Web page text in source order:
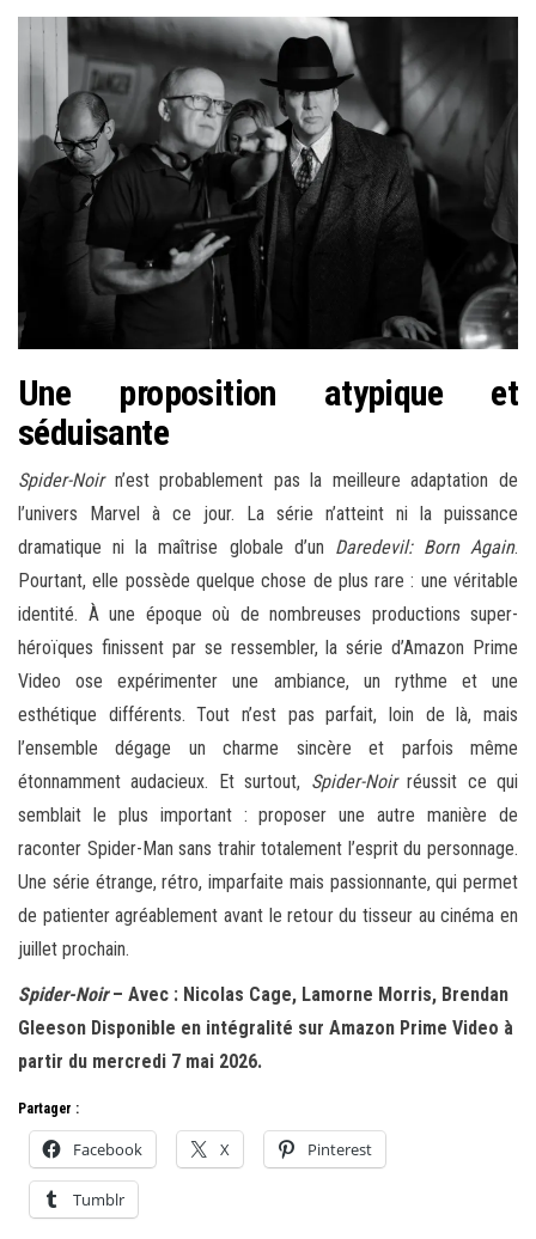
Une proposition atypique et
séduisante
Spider-Noirn’est probablement pas la meilleure adaptation de
l’univers Marvel à ce jour. La série n’atteint ni la puissance
dramatique ni la maîtrise globale d’un Daredevil: Born Again.
Pourtant, elle possède quelque chose de plus rare : une véritable
identité. À une époque où de nombreuses productions super-
héroïques finissent par se ressembler, la série d’Amazon Prime
Video ose expérimenter une ambiance, un rythme et une
esthétique différents. Tout n’est pas parfait, loin de là, mais
l’ensemble dégage un charme sincère et parfois même
étonnamment audacieux. Et surtout, Spider-Noirréussit ce qui
semblait le plus important : proposer une autre manière de
raconter Spider-Man sans trahir totalement l’esprit du personnage.
Une série étrange, rétro, imparfaite mais passionnante, qui permet
de patienter agréablement avant le retour du tisseur au cinéma en
juillet prochain.
Spider-Noir– Avec : Nicolas Cage, Lamorne Morris, Brendan
Gleeson Disponible en intégralité sur Amazon Prime Video à
partir du mercredi 7 mai 2026.
Partager :
Facebook X Pinterest
Tumblr